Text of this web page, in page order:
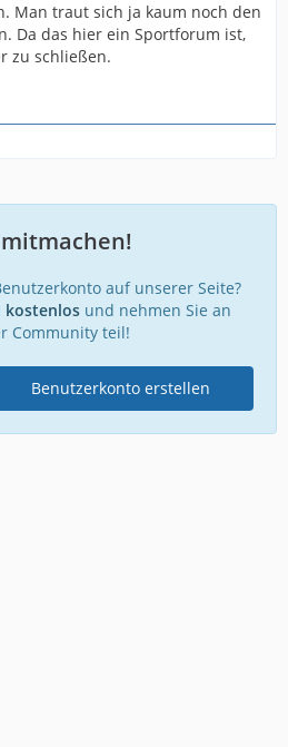
Man traut sich ja kaum noch den
Da das hier ein Sportforum ist,
zu schließen.
auf unserer Seite?
kostenlosund nehmen Sie an
Community teil!
Benutzerkonto erstellen